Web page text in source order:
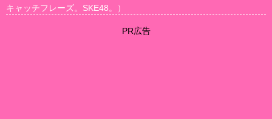
キャッチフレーズ。SKE48。）
PR広告